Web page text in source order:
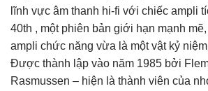
lĩnh vực âm thanh hi-fi với chiếc ampli
40th , một phiên bản giới hạn mạnh
ampli chức năng vừa là một vật kỷ
Được thành lập vào năm 1985 bởi
Rasmussen – hiện là thành viên của